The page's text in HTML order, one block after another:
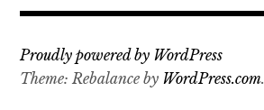
Proudly powered by WordPress
Theme: Rebalance by WordPress.com.